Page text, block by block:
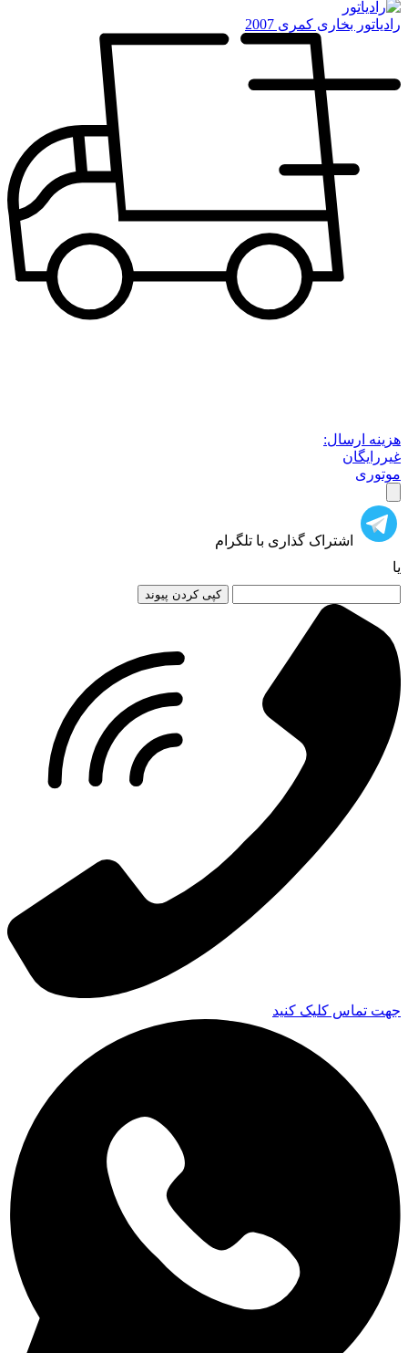
رادیاتور بخاری کمری 2007
هزینه ارسال:
غیررایگان
موتوری
اشتراک گذاری با تلگرام
یا
کپی کردن پیوند
جهت تماس کلیک کنید